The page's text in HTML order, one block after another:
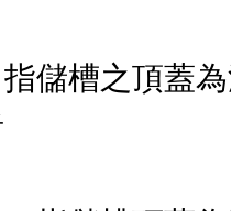
儲槽之頂蓋